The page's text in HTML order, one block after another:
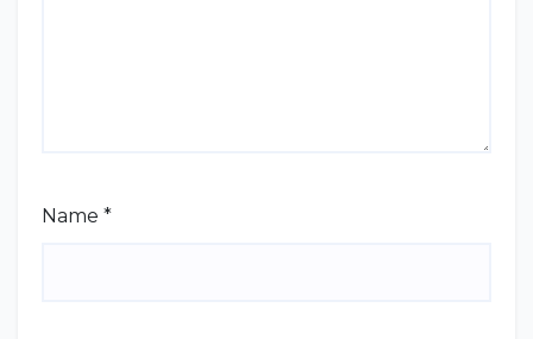
Name *